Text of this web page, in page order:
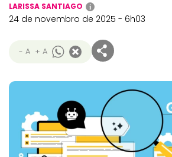
LARISSA SANTIAGO i
24 de novembro de 2025 - 6h03
- A + A